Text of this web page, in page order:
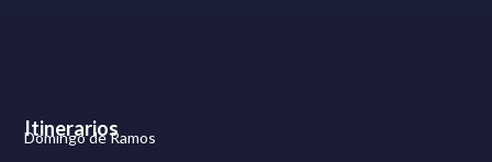
Itinerarios
Domingo de Ramos